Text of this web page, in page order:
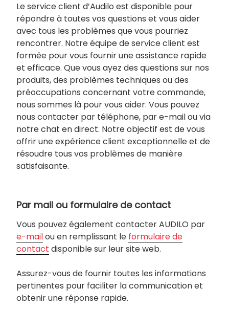
Le service client d’Audilo est disponible pour
répondre à toutes vos questions et vous aider
avec tous les problèmes que vous pourriez
rencontrer. Notre équipe de service client est
formée pour vous fournir une assistance rapide
et efficace. Que vous ayez des questions sur nos
produits, des problèmes techniques ou des
préoccupations concernant votre commande,
nous sommes là pour vous aider. Vous pouvez
nous contacter par téléphone, par e-mail ou via
notre chat en direct. Notre objectif est de vous
offrir une expérience client exceptionnelle et de
résoudre tous vos problèmes de manière
satisfaisante.
Par mail ou formulaire de contact
Vous pouvez également contacter AUDILO par
e-mailou en remplissant le formulaire de
contact disponible sur leur site web.
Assurez-vous de fournir toutes les informations
pertinentes pour faciliter la communication et
obtenir une réponse rapide.